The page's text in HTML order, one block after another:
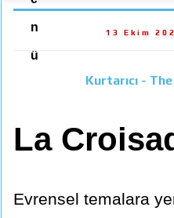
n
ü
13 Ekim
Kurtarıcı -
La
Evrensel temalara